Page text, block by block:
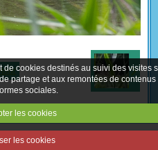
de cookies destinés au suivi des visites
partage et aux remontées de contenus
sociales.
les cookies
les cookies